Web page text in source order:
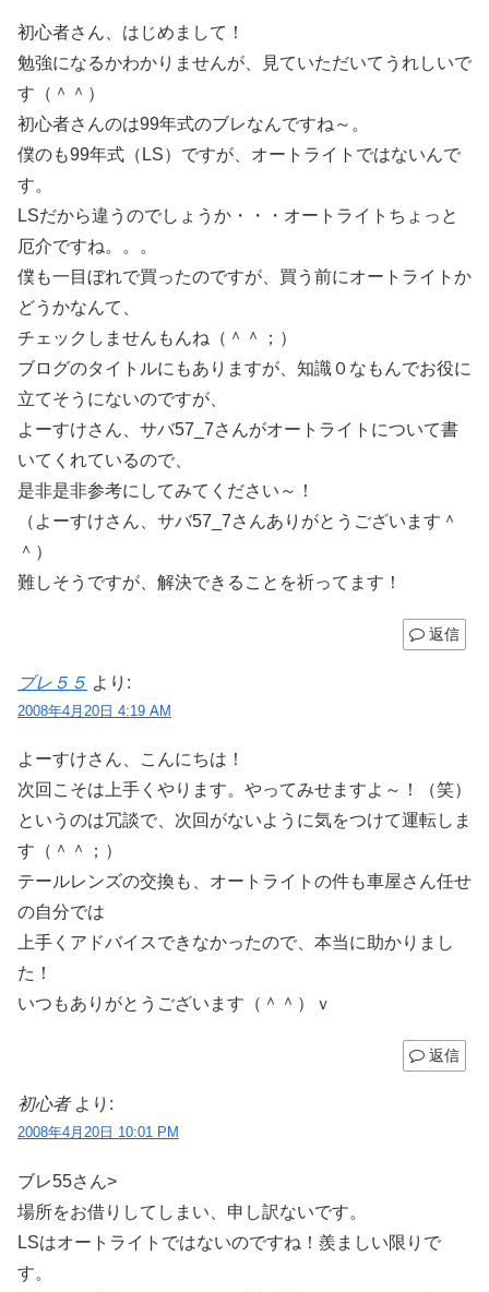
初心者さん、はじめまして！
勉強になるかわかりませんが、見ていただいてうれしいで
す（＾＾）
初心者さんのは99年式のブレなんですね～。
僕のも99年式（LS）ですが、オートライトではないんで
す。
LSだから違うのでしょうか・・・オートライトちょっと
厄介ですね。。。
僕も一目ぼれで買ったのですが、買う前にオートライトか
どうかなんて、
チェックしませんもんね（＾＾；）
ブログのタイトルにもありますが、知識０なもんでお役に
立てそうにないのですが、
よーすけさん、サバ57_7さんがオートライトについて書
いてくれているので、
是非是非参考にしてみてください～！
（よーすけさん、サバ57_7さんありがとうございます＾
＾）
難しそうですが、解決できることを祈ってます！
返信
ブレ５５ より:
2008年4月20日 4:19 AM
よーすけさん、こんにちは！
次回こそは上手くやります。やってみせますよ～！（笑）
というのは冗談で、次回がないように気をつけて運転しま
す（＾＾；）
テールレンズの交換も、オートライトの件も車屋さん任せ
の自分では
上手くアドバイスできなかったので、本当に助かりまし
た！
いつもありがとうございます（＾＾）ｖ
返信
初心者 より:
2008年4月20日 10:01 PM
ブレ55さん>
場所をお借りしてしまい、申し訳ないです。
LSはオートライトではないのですね！羨ましい限りで
す。